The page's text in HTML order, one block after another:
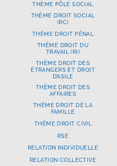
THÈME PÔLE SOCIAL
THÈME DROIT SOCIAL
(RC)
THÈME DROIT PÉNAL
THÈME DROIT DU
TRAVAIL (RI)
THÈME DROIT DES
ÉTRANGERS ET DROIT
D’ASILE
THÈME DROIT DES
AFFAIRES
THÈME DROIT DE LA
FAMILLE
THÈME DROIT CIVIL
RSE
RELATION INDIVIDUELLE
RELATION COLLECTIVE